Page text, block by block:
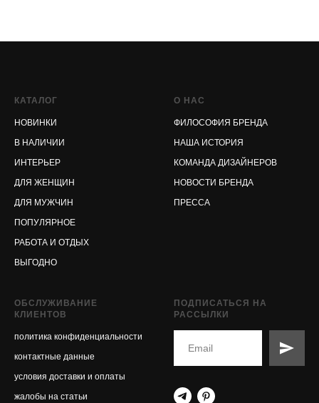
КАТАЛОГ
НОВИНКИ
В НАЛИЧИИ
ИНТЕРЬЕР
ДЛЯ ЖЕНЩИН
ДЛЯ МУЖЧИН
ПОПУЛЯРНОЕ
РАБОТА И ОТДЫХ
ВЫГОДНО
О НАС
ФИЛОСОФИЯ БРЕНДА
НАША ИСТОРИЯ
КОМАНДА ДИЗАЙНЕРОВ
НОВОСТИ БРЕНДА
ПРЕССА
ОБСЛУЖИВАНИЕ
КЛИЕНТОВ
политика конфиденциальности
контактные данные
условия доставки и оплаты
жалобы на статьи
ПОДПИСАТЬСЯ НА
РАССЫЛКИ